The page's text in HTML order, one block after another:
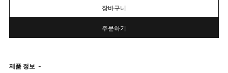
장바구니
주문하기
제품 정보 -